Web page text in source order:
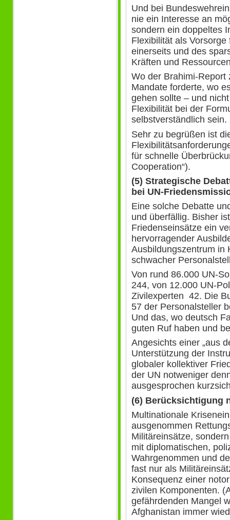
Und bei
nie ein Interesse an
sondern ein doppeltes
Flexibilität als
einerseits und des
Kräften und
Wo der Brahimi-Report
Mandate forderte, wo
gehen sollte – und
Flexibilität bei der
selbstverständlich sein.
Sehr zu begrüßen ist
für schnelle
Cooperation“).
(5) Strategische
bei UN-
Eine solche Debatte
und überfällig. Bisher
Friedenseinsätze ein
hervorragender
Ausbildungszentrum in
schwacher
Von rund 86.000 UN-
244, von 12.000 UN-
Zivilexperten 42. Die
57 der Personalsteller
Und das, wo deutsch
guten Ruf haben und
Angesichts einer „aus
Unterstützung der
globaler kollektiver
der UN notweniger
ausgesprochen
(6) Berücksichtigung
Multinationale
ausgenommen
Militäreinsätze,
mit diplomatischen,
Wahrgenommen und
fast nur als
Konsequenz einer
zivilen Komponenten.
gefährdenden Mangel
Afghanistan immer